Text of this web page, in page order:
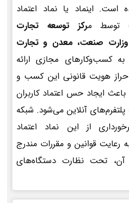
است. اینماد یا نماد اعتماد
رکز توسعه تجارت
وزارت صنعت، معدن و تجارت
به کسب‌وکارهای مجازی ارائه
هویت قانونی این کسب و
ایجاد حس اعتماد کاربران
آنلاین می‌شود. شبکه
از این نماد اعتماد
رعایت قوانین و مقررات مندرج
آن، تحت نظارت دستگاه‌های